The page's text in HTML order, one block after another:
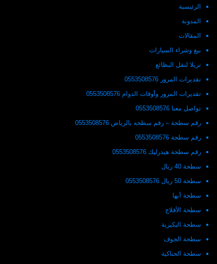
الرئيسية
المدونة
المقالات
بيع وشراء السيارات
تريلا لنقل البظائع
تقديرات المرور 0553508576
تقديرات المرور وأوقات الدوام 0553508576
تواصل معنا 0553508576
رقم سطحة – رقم سطحه بالرياض 0553508576
رقم سطحة 0553508576
رقم سطحة هيدرليك 0553508576
سطحة 40 ريال
سطحة 50 ريال 0553508576
سطحة أبها
سطحة الأفلاج
سطحة البكيرية
سطحة الجوف
سطحة الحناكية